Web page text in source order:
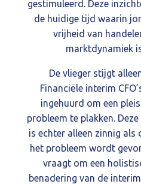
gestimuleerd. Deze
de huidige tijd waarin
vrijheid van
marktdynamiek
De vlieger stijgt
Financiële interim
ingehuurd om een
probleem te plakken.
is echter alleen zinnig als
het probleem wordt
vraagt om een
benadering van de